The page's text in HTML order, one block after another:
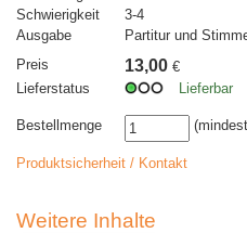
Schwierigkeit
3-4
Ausgabe
Partitur und
Preis
13,00 €
Lieferstatus
Lieferbar
Bestellmenge
Produktsicherheit / Kontakt
Weitere Inhalte